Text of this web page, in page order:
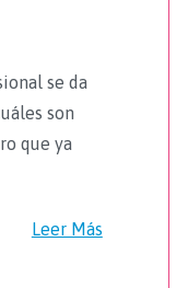
se da
son
que ya
Leer Más